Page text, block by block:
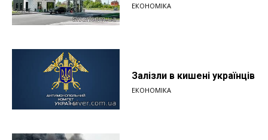
ЕКОНОМІКА
Залізли в кишені українців
ЕКОНОМІКА